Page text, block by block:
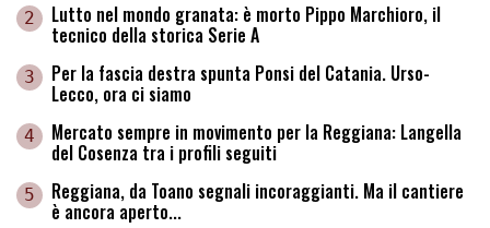
2 Lutto nel mondo granata: è morto Pippo Marchioro, il
tecnico della storica Serie A
3 Per la fascia destra spunta Ponsi del Catania. Urso-
Lecco, ora ci siamo
4 Mercato sempre in movimento per la Reggiana: Langella
del Cosenza tra i profili seguiti
5 Reggiana, da Toano segnali incoraggianti. Ma il cantiere
è ancora aperto...